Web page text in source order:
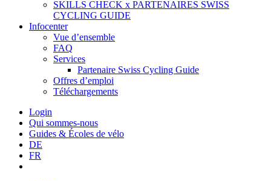
SKILLS CHECK x PARTENAIRES SWISS
CYCLING GUIDE
Infocenter
Vue d’ensemble
FAQ
Services
Partenaire Swiss Cycling Guide
Offres d’emploi
Téléchargements
Login
Qui sommes-nous
Guides & Écoles de vélo
DE
FR